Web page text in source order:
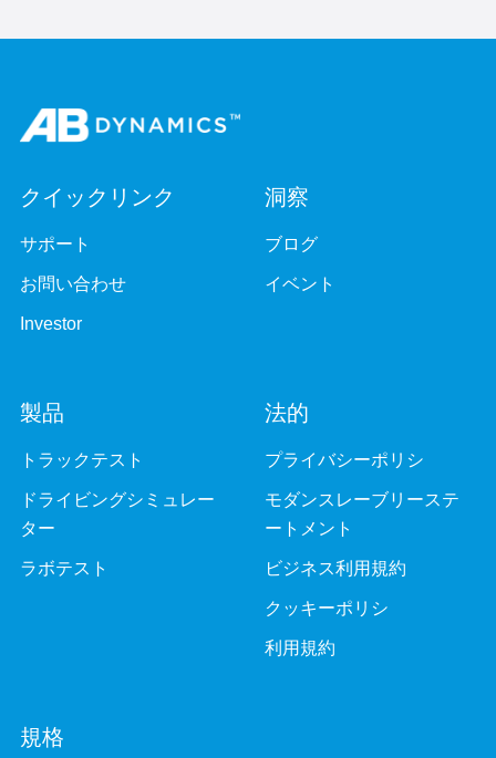
クイックリンク
サポート
お問い合わせ
Investor
洞察
ブログ
イベント
製品
トラックテスト
ドライビングシミュレー
ター
ラボテスト
法的
プライバシーポリシ
モダンスレーブリーステ
ートメント
ビジネス利用規約
クッキーポリシ
利用規約
規格